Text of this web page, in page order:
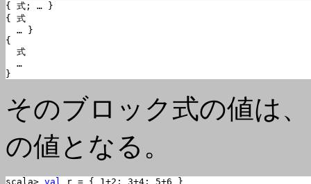
{ 式; … }
{ 式
  … }
{
  式
  …
}
そのブロック式の値は
の値となる。
scala> val r = { 1+2; 3+4; 5+6 }